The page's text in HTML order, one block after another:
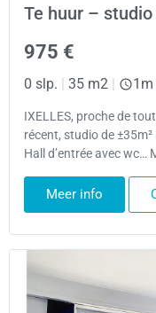
Te huur – studio
975 €
0 slp. | 35 m2 | 1m
IXELLES, proche de
récent, studio de
Hall d’entrée avec wc…
Meer info